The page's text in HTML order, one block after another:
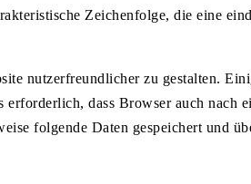
Zeichenfolge, die eine
nutzerfreundlicher zu gestalten.
erforderlich, dass Browser auch nach
folgende Daten gespeichert und